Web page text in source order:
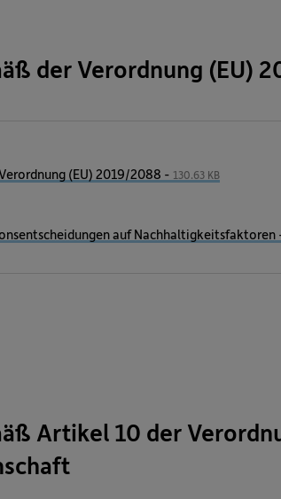
der Verordnung (EU)
(EU) 2019/2088 - 130.63 KB
auf Nachhaltigkeitsfaktoren
Artikel 10 der